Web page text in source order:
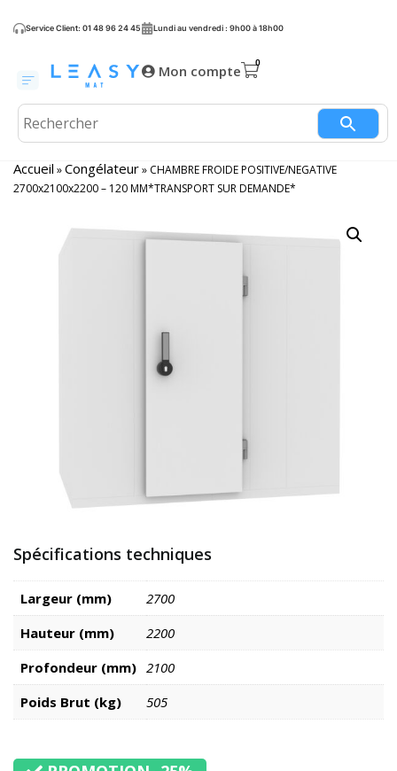
Service Client: 01 48 96 24 45 Lundi au vendredi : 9h00 à 18h00
Mon compte
Accueil »Congélateur» CHAMBRE FROIDE POSITIVE/NEGATIVE
2700x2100x2200 – 120 MM*TRANSPORT SUR DEMANDE*
Spécifications techniques
Largeur (mm)
2700
Hauteur (mm)
2200
Profondeur (mm) 2100
Poids Brut (kg)
505